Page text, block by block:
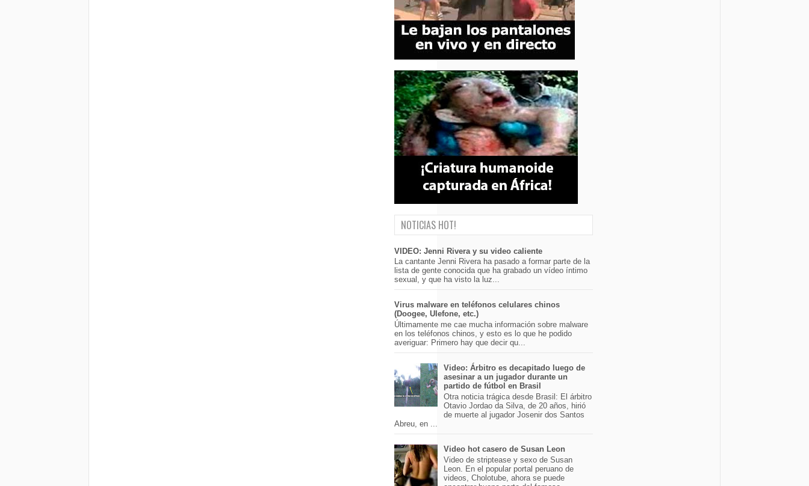
NOTICIAS HOT!
VIDEO: Jenni Rivera y su video caliente
La cantante Jenni Rivera ha pasado a formar parte de la
lista de gente conocida que ha grabado un vídeo íntimo
sexual, y que ha visto la luz...
Virus malware en teléfonos celulares chinos
(Doogee, Ulefone, etc.)
Últimamente me cae mucha información sobre malware
en los teléfonos chinos, y esto es lo que he podido
averiguar: Primero hay que decir qu...
Video: Árbitro es decapitado luego de
asesinar a un jugador durante un
partido de fútbol en Brasil
Otra noticia trágica desde Brasil: El árbitro
Otavio Jordao da Silva, de 20 años, hirió
de muerte al jugador Josenir dos Santos
Abreu, en ...
Video hot casero de Susan Leon
Video de striptease y sexo de Susan
Leon. En el popular portal peruano de
videos, Cholotube, ahora se puede